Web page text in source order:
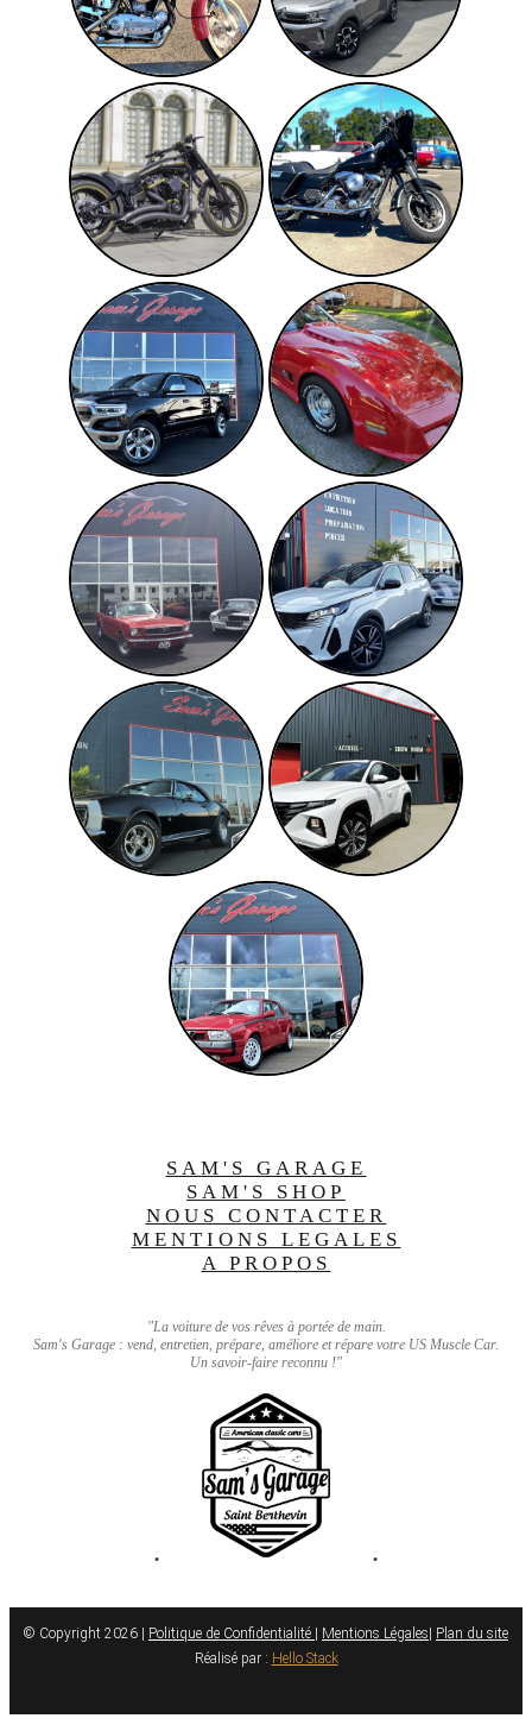
SAM'S GARAGE
SAM'S SHOP
NOUS CONTACTER
MENTIONS LEGALES
A PROPOS
"La voiture de vos rêves à portée de main.
Sam's Garage : vend, entretien, prépare, améliore et répare votre US Muscle Car.
Un savoir-faire reconnu !"
• •
© Copyright 2026 | Politique de Confidentialité Mentions Légales
Plan du site
Réalisé par : Hello Stack